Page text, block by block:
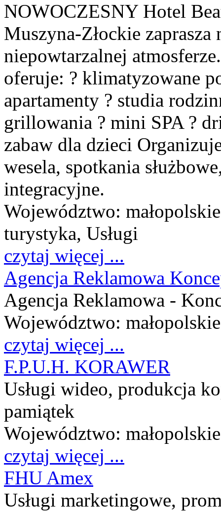
NOWOCZESNY Hotel
Muszyna-Złockie
niepowtarzalnej
oferuje: ? klimatyzowane
apartamenty ? studia
grillowania ? mini SPA ?
zabaw dla dzieci
wesela, spotkania
integracyjne.
Województwo: małopolskie
turystyka, Usługi
czytaj więcej ...
Agencja Reklamowa
Agencja Reklamowa -
Województwo: małopolskie
czytaj więcej ...
F.P.U.H. KORAWER
Usługi wideo, produkcja
pamiątek
Województwo: małopolskie
czytaj więcej ...
FHU Amex
Usługi marketingowe,